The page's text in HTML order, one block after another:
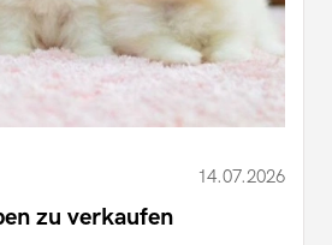
14.07.2026
zu verkaufen